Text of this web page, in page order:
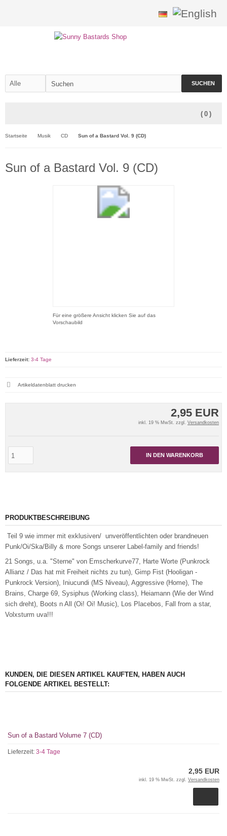
SUCHEN
( 0 )
Startseite Musik CD Sun of a Bastard Vol. 9 (CD)
Sun of a Bastard Vol. 9 (CD)
Für eine größere Ansicht klicken Sie auf das
Vorschaubild
2,95 EUR
inkl. 19 % MwSt. zzgl. Versandkosten
IN DEN WARENKORB
Lieferzeit: 3-4 Tage
Artikeldatenblatt drucken
PRODUKTBESCHREIBUNG
Teil 9 wie immer mit exklusiven/ unveröffentlichten oder brandneuen
Punk/Oi/Ska/Billy & more Songs unserer Label-family and friends!
21 Songs, u.a. "Sterne" von Emscherkurve77, Harte Worte (Punkrock
Allianz / Das hat mit Freiheit nichts zu tun), Gimp Fist (Hooligan -
Punkrock Version), Iniucundi (MS Niveau), Aggressive (Home), The
Brains, Charge 69, Sysiphus (Working class), Heiamann (Wie der Wind
sich dreht), Boots n All (Oi! Oi! Music), Los Placebos, Fall from a star,
Volxsturm uva!!!
KUNDEN, DIE DIESEN ARTIKEL KAUFTEN, HABEN AUCH
FOLGENDE ARTIKEL BESTELLT:
Sun of a Bastard Volume 7 (CD)
Lieferzeit: 3-4 Tage
2,95 EUR
inkl. 19 % MwSt. zzgl. Versandkosten